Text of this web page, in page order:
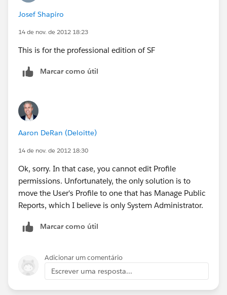
Josef Shapiro
14 de nov. de 2012 18:23
This is for the professional edition of SF
Marcar como útil
Aaron DeRan (Deloitte)
14 de nov. de 2012 18:30
Ok, sorry. In that case, you cannot edit Profile
permissions. Unfortunately, the only solution is to
move the User's Profile to one that has Manage Public
Reports, which I believe is only System Administrator.
Marcar como útil
Adicionar um comentário
Escrever uma resposta...